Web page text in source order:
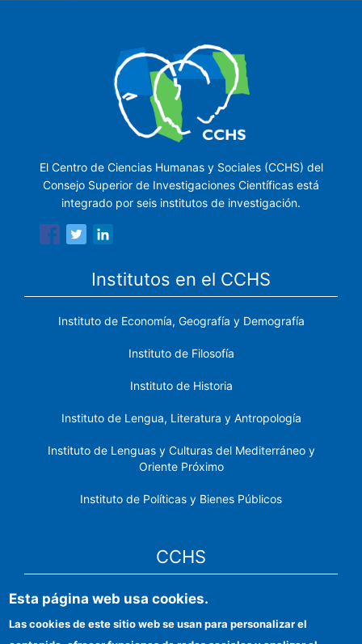
El Centro de Ciencias Humanas y Sociales (CCHS) del
Consejo Superior de Investigaciones Científicas está
integrado por seis institutos de investigación.
Institutos en el CCHS
Instituto de Economía, Geografía y Demografía
Instituto de Filosofía
Instituto de Historia
Instituto de Lengua, Literatura y Antropología
Instituto de Lenguas y Culturas del Mediterráneo y
Oriente Próximo
Instituto de Políticas y Bienes Públicos
CCHS
Sede electrónica CSIC
Identidad institucional
Esta página web usa cookies.
Las cookies de este sitio web se usan para personalizar el